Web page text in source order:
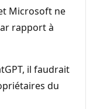
Microsoft ne
rapport à
il faudrait
du